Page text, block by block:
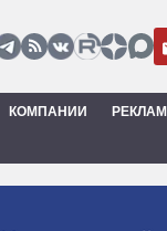
КОМПАНИИ